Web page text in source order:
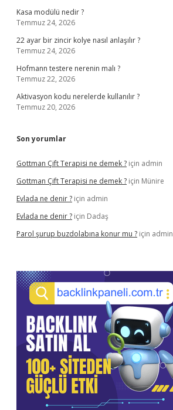
Kasa modülü nedir ?
Temmuz 24, 2026
22 ayar bir zincir kolye nasıl anlaşılır ?
Temmuz 24, 2026
Hofmann testere nerenin malı ?
Temmuz 22, 2026
Aktivasyon kodu nerelerde kullanılır ?
Temmuz 20, 2026
Son yorumlar
Gottman Çift Terapisi ne demek ? için admin
Gottman Çift Terapisi ne demek ? için Münire
Evlada ne denir ? için admin
Evlada ne denir ? için Dadaş
Parol şurup buzdolabına konur mu ? için admin